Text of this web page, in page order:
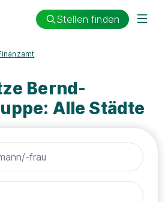
Stellen finden
Bernd-
Alle Städte